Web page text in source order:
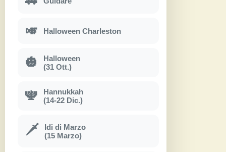
🎺 Halloween Charleston
🎃
Halloween
(31 Ott.)
🕎
Hannukkah
(14-22 Dic.)
🗡
Idi di Marzo
(15 Marzo)